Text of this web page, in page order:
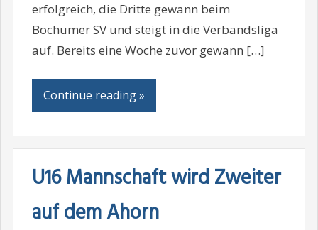
erfolgreich, die Dritte gewann beim
Bochumer SV und steigt in die Verbandsliga
auf. Bereits eine Woche zuvor gewann […]
Continue reading »
U16 Mannschaft wird Zweiter
auf dem Ahorn